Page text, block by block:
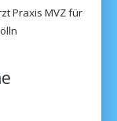
Praxis MVZ für